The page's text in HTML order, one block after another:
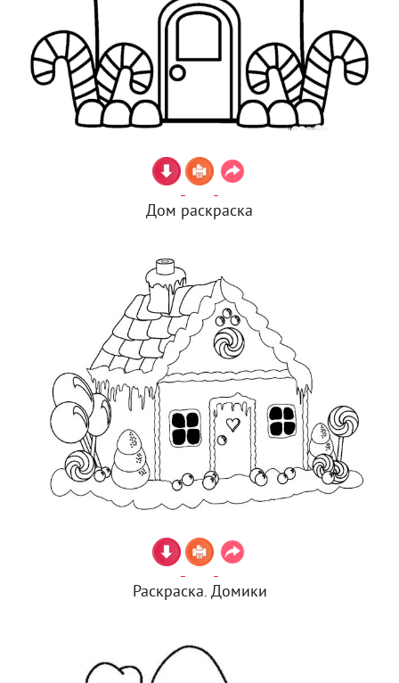
Дом раскраска
Раскраска. Домики